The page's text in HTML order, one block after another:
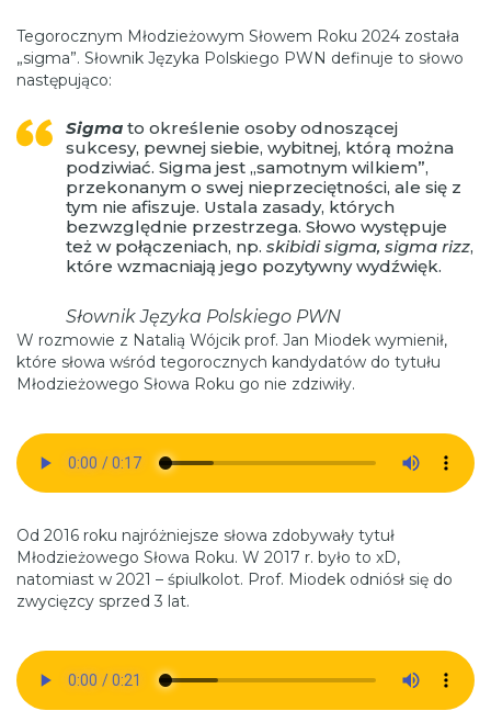
Tegorocznym Młodzieżowym Słowem Roku 2024 została
„sigma”. Słownik Języka Polskiego PWN definuje to słowo
następująco:
Sigma to określenie osoby odnoszącej
sukcesy, pewnej siebie, wybitnej, którą można
podziwiać. Sigma jest „samotnym wilkiem”,
przekonanym o swej nieprzeciętności, ale się z
tym nie afiszuje. Ustala zasady, których
bezwzględnie przestrzega. Słowo występuje
też w połączeniach, np. skibidi sigma, sigma rizz,
które wzmacniają jego pozytywny wydźwięk.
Słownik Języka Polskiego PWN
W rozmowie z Natalią Wójcik prof. Jan Miodek wymienił,
które słowa wśród tegorocznych kandydatów do tytułu
Młodzieżowego Słowa Roku go nie zdziwiły.
Od 2016 roku najróżniejsze słowa zdobywały tytuł
Młodzieżowego Słowa Roku. W 2017 r. było to xD,
natomiast w 2021 – śpiulkolot. Prof. Miodek odniósł się do
zwycięzcy sprzed 3 lat.